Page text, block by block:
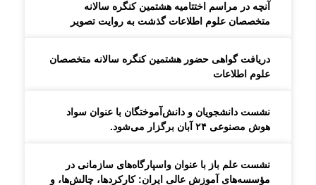
آنچه در مراسم اختتامیه هشتمین کنگره سالانه
متخصصان علوم اطلاعات گذشت به روایت تصویر
دریافت گواهی حضور هشتمین کنگره سالانه متخصصان
علوم اطلاعات
نشست دانشجویان و دانش‌آموختگان با عنوان سواد
هوش مصنوعی ۲۴ آبان برگزار می‌شود.
نشست علم باز با عنوان واسپارگاه‌های سازمانی در
مؤسسه‌های آموزش عالی ایران: کارکردها، چالش‌ها، و